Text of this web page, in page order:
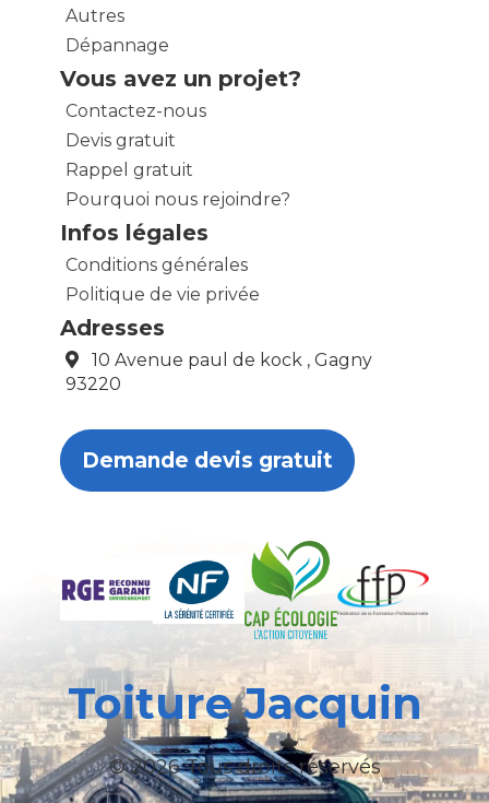
Autres
Dépannage
Vous avez un projet?
Contactez-nous
Devis gratuit
Rappel gratuit
Pourquoi nous rejoindre?
Infos légales
Conditions générales
Politique de vie privée
Adresses
10 Avenue paul de kock , Gagny
93220
Demande devis gratuit
Toiture Jacquin
© 2026 Tous droits réservés